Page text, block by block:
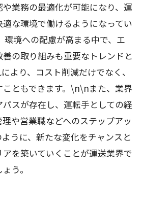
業務の最適化が可能になり、運
な環境で働けるようになってい
境への配慮が高まる中で、エ
の取り組みも重要なトレンドと
より、コスト削減だけでなく、
ともできます。\n\nまた、業界
スが存在し、運転手としての経
や営業職などへのステップアッ
うに、新たな変化をチャンスと
を築いていくことが運送業界で
う。